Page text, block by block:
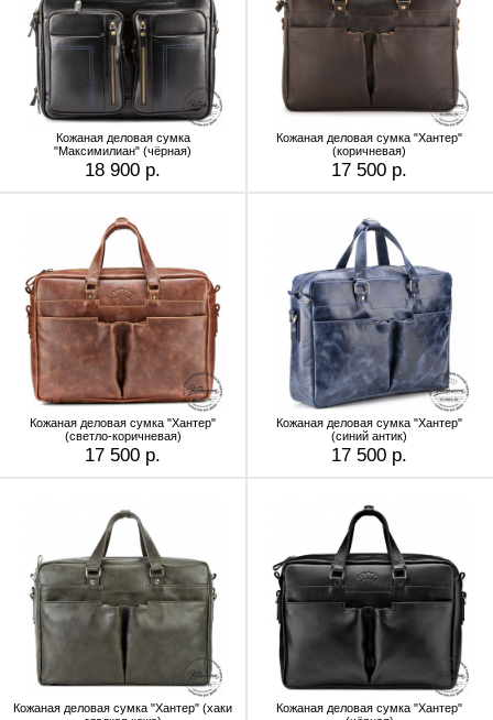
Кожаная деловая сумка
"Максимилиан" (чёрная)
18 900 р.
Кожаная деловая сумка "Хантер"
(коричневая)
17 500 р.
Кожаная деловая сумка "Хантер"
(светло-коричневая)
17 500 р.
Кожаная деловая сумка "Хантер"
(синий антик)
17 500 р.
Кожаная деловая сумка "Хантер" (хаки
Кожаная деловая сумка "Хантер"